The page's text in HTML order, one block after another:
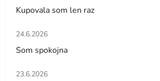
Kupovala som len raz
Hodnotenie obchodu je 5 z 5 hviezdičiek.
24.6.2026
Som spokojna
Hodnotenie obchodu je 5 z 5 hviezdičiek.
23.6.2026